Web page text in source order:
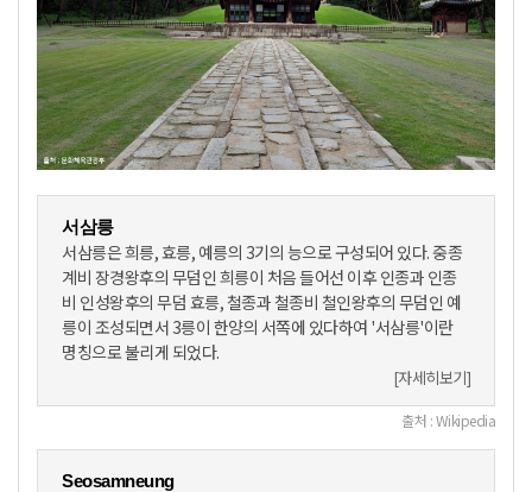
서삼릉
서삼릉은 희릉, 효릉, 예릉의 3기의 능으로 구성되어 있다. 중종
계비 장경왕후의 무덤인 희릉이 처음 들어선 이후 인종과 인종
비 인성왕후의 무덤 효릉, 철종과 철종비 철인왕후의 무덤인 예
릉이 조성되면서 3릉이 한양의 서쪽에 있다하여 '서삼릉'이란
명칭으로 불리게 되었다.
[자세히보기]
출처 : Wikipedia
Seosamneung